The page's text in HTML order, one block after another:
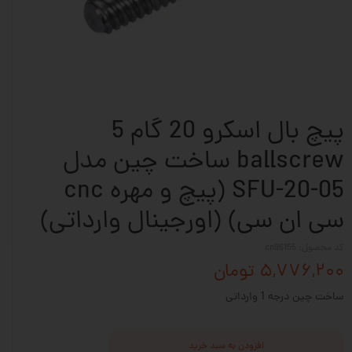
پیچ بال اسکرو 20 گام 5
ballscrew ساخت چین مدل
SFU-20-05 (پیچ و مهره cnc
سی ان سی) (اورجینال وارداتی)
۵,۷۷۶,۲۰۰ تومان
ساخت چین درجه 1 وارداتی
افزودن به سبد خرید